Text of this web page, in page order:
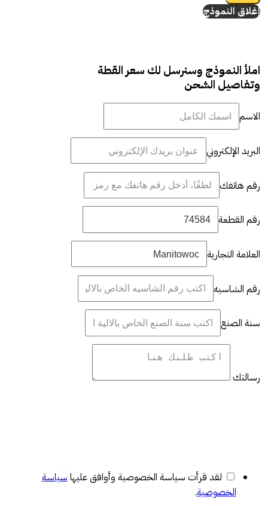
إغلاق النموذج
املأ النموذج وسنرسل لك سعر القطة
وتفاصيل الشحن
الاسم
البريد الإلكتروني
رقم هاتفك
رقم القطعة
العلامة التجارية
رقم الشاسيه
سنة الصنع
رسالتك
لقد قرأت سياسة الخصوصية وأوافق عليها سياسة
الخصوصية.